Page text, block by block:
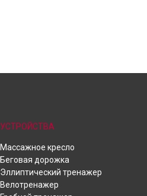
УСТРОЙСТВА
Массажное кресло
Беговая дорожка
Эллиптический тренажер
Велотренажер